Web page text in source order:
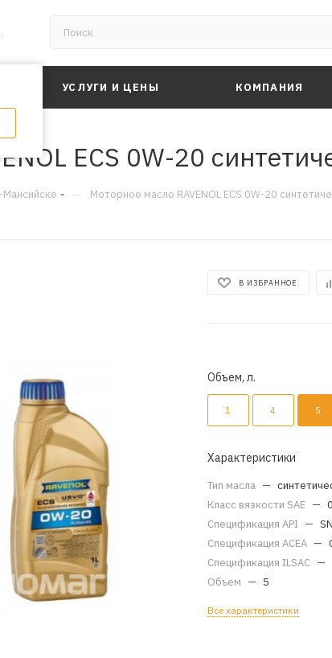
УСЛУГИ И ЦЕНЫ КОМПАНИЯ
ECS 0W-20
— Моторное масло RAVENOL ECS 0W-20
В ИЗБРАННОЕ
Объем, л.
1 4 5
Характеристики
Тип масла —
Класс вязкости SAE —
Спецификация API —
Спецификация ACEA —
Спецификация ILSAC —
Объем — 5
Все характеристики